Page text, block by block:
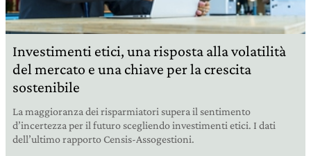
Investimenti etici, una risposta alla volatilità
del mercato e una chiave per la crescita
sostenibile
La maggioranza dei risparmiatori supera il sentimento
d’incertezza per il futuro scegliendo investimenti etici. I dati
dell’ultimo rapporto Censis-Assogestioni.